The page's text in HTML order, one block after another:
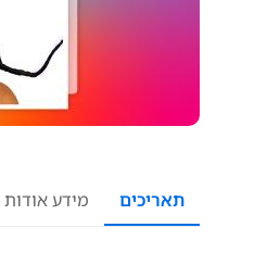
תאריכים מידע